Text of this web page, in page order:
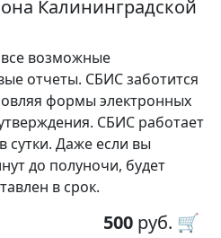
Калининградской
возможные
отчеты. СБИС заботится
формы электронных
СБИС работает
сутки. Даже если вы
до полуночи, будет
в срок.
500 руб. 🛒